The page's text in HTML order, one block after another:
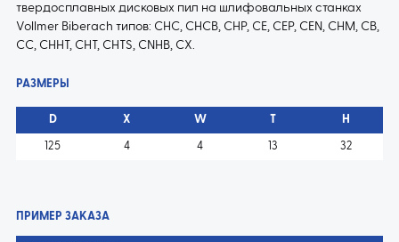
КАРЬЕРА
КОНТАКТ
твердосплавных дисковых пил на шлифовальных станках
Vollmer Biberach типов: CHC, CHCB, CHP, CE, CEP, CEN, CHM, CB,
CC, CHHT, CHT, CHTS, CNHB, CX.
РАЗМЕРЫ
D X W H
125 4 4 13 32
ПРИМЕР ЗАКАЗА